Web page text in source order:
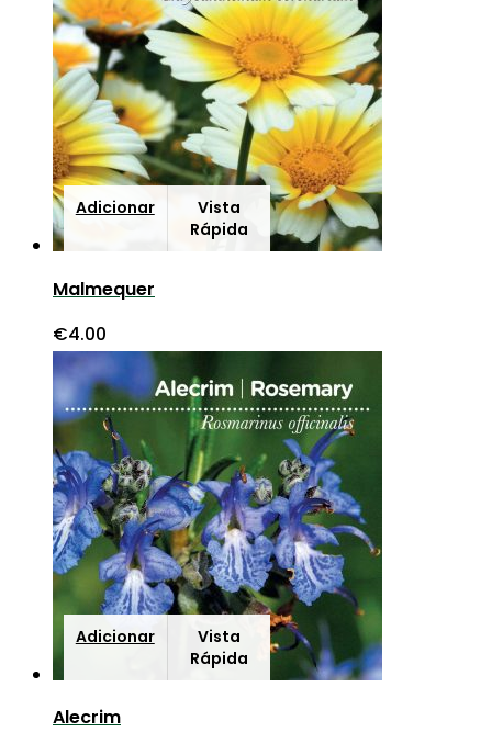
Adicionar
Vista
Rápida
Malmequer
€4.00
Adicionar
Vista
Rápida
Alecrim